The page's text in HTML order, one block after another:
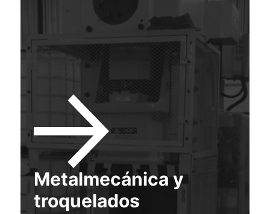
Metalmecánica y
troquelados